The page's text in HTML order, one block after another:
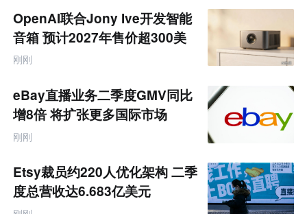
来
零
售
跨
境
产
业
互
联
网
OpenAI联合Jony Ive开发智能
音箱 预计2027年售价超300美
元
刚刚
eBay直播业务二季度GMV同比
增8倍 将扩张更多国际市场
刚刚
Etsy裁员约220人优化架构 二季
度总营收达6.683亿美元